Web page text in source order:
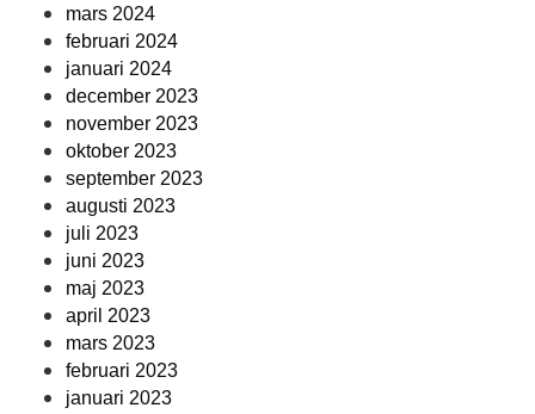
mars 2024
februari 2024
januari 2024
december 2023
november 2023
oktober 2023
september 2023
augusti 2023
juli 2023
juni 2023
maj 2023
april 2023
mars 2023
februari 2023
januari 2023